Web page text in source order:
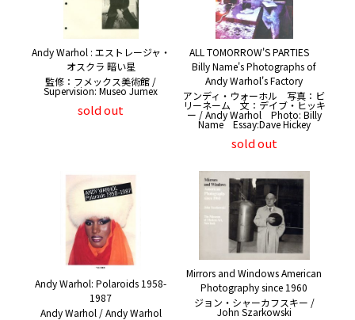
Andy Warhol : エストレージャ・
オスクラ 暗い星
監修：フメックス美術館 /
Supervision: Museo Jumex
sold out
ALL TOMORROW'S PARTIES
Billy Name's Photographs of
Andy Warhol's Factory
アンディ・ウォーホル 写真：ビ
リーネーム 文：デイブ・ヒッキ
ー / Andy Warhol Photo: Billy
Name Essay:Dave Hickey
sold out
Andy Warhol: Polaroids 1958-
1987
Andy Warhol / Andy Warhol
Mirrors and Windows American
Photography since 1960
ジョン・シャーカフスキー /
John Szarkowski